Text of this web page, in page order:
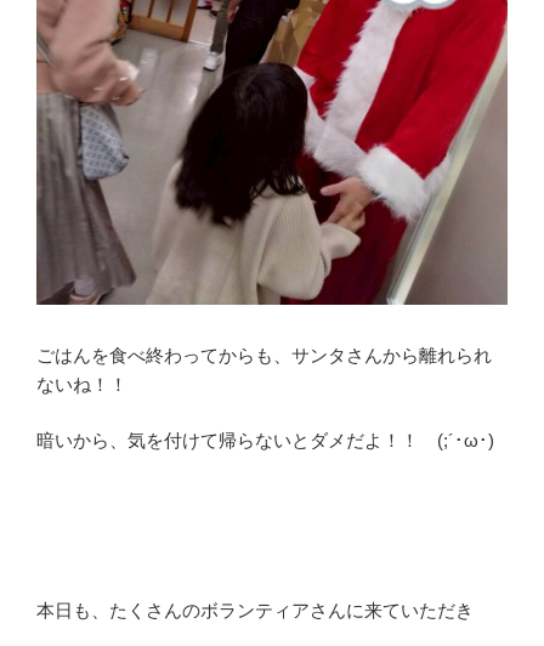
ごはんを食べ終わってからも、サンタさんから離れられ
ないね！！
暗いから、気を付けて帰らないとダメだよ！！ (;´･ω･)
本日も、たくさんのボランティアさんに来ていただき